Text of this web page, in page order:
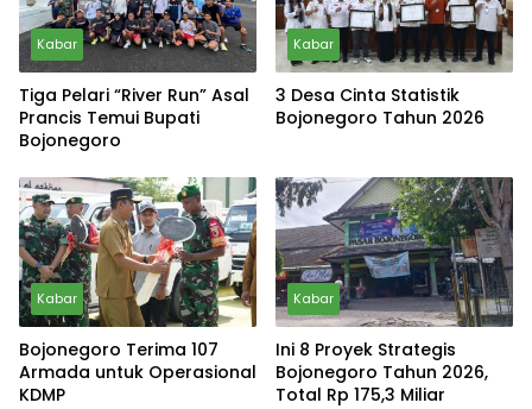
Kabar
Tiga Pelari “River Run” Asal
Prancis Temui Bupati
Bojonegoro
Kabar
3 Desa Cinta Statistik
Bojonegoro Tahun 2026
Kabar
Bojonegoro Terima 107
Armada untuk Operasional
KDMP
Kabar
Ini 8 Proyek Strategis
Bojonegoro Tahun 2026,
Total Rp 175,3 Miliar